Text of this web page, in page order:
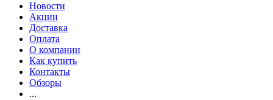
Новости
Акции
Доставка
Оплата
О компании
Как купить
Контакты
Обзоры
...